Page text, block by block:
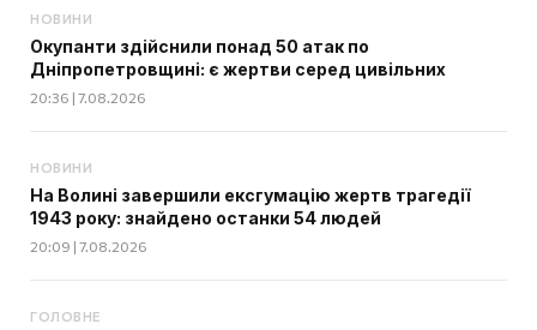
НОВИНИ
Окупанти здійснили понад 50 атак по
Дніпропетровщині: є жертви серед цивільних
20:36 | 7.08.2026
НОВИНИ
На Волині завершили ексгумацію жертв трагедії
1943 року: знайдено останки 54 людей
20:09 | 7.08.2026
ГОЛОВНЕ